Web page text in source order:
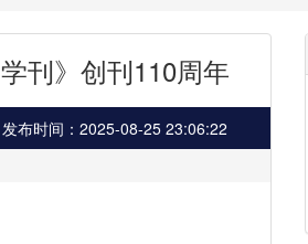
刊》创刊110周年
发布时间：2025-08-25 23:06:22